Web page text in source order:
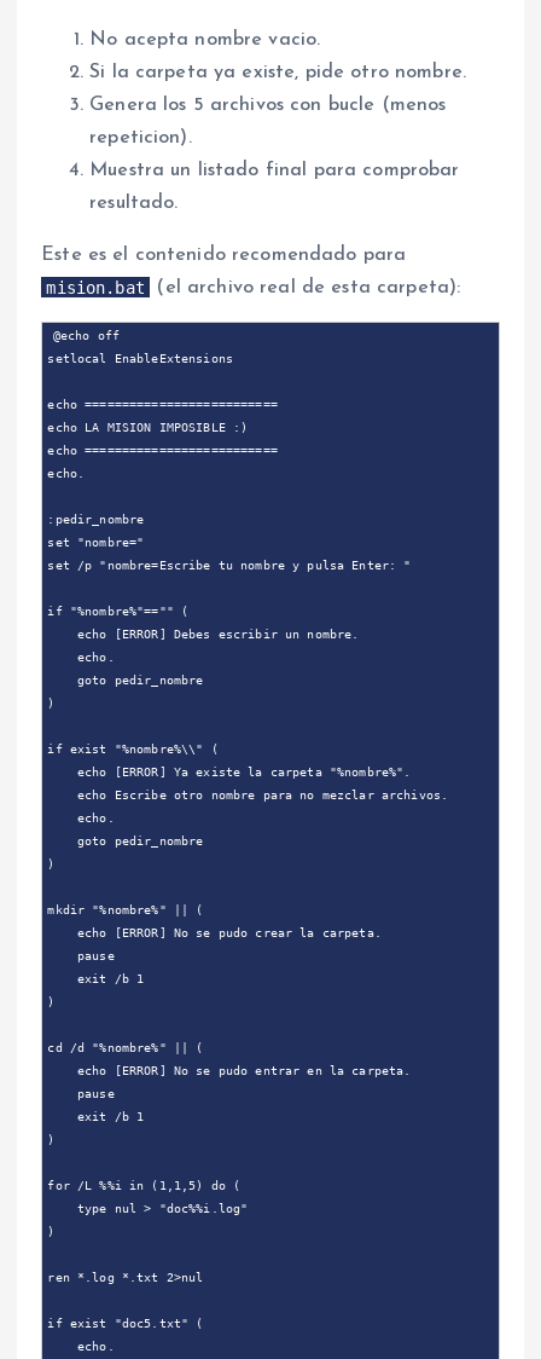
No acepta nombre vacio.
Si la carpeta ya existe, pide otro nombre.
Genera los 5 archivos con bucle (menos
repeticion).
Muestra un listado final para comprobar
resultado.
Este es el contenido recomendado para
mision.bat
(el archivo real de esta carpeta):
@echo off
setlocal EnableExtensions
echo ==========================
echo LA MISION IMPOSIBLE :)
echo ==========================
echo.
:pedir_nombre
set "nombre="
set /p "nombre=Escribe tu nombre y pulsa Enter: "
if "%nombre%"=="" (
    echo [ERROR] Debes escribir un nombre.
    echo.
    goto pedir_nombre
)
if exist "%nombre%\\" (
    echo [ERROR] Ya existe la carpeta "%nombre%".
    echo Escribe otro nombre para no mezclar archivos.
    echo.
    goto pedir_nombre
)
mkdir "%nombre%" || (
    echo [ERROR] No se pudo crear la carpeta.
    pause
    exit /b 1
)
cd /d "%nombre%" || (
    echo [ERROR] No se pudo entrar en la carpeta.
    pause
    exit /b 1
)
for /L %%i in (1,1,5) do (
    type nul > "doc%%i.log"
)
ren *.log *.txt 2>nul
if exist "doc5.txt" (
    echo.